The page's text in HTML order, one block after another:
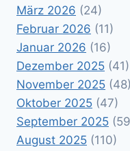
März 2026 (24)
Februar 2026 (11)
Januar 2026 (16)
Dezember 2025 (41)
November 2025 (48)
Oktober 2025 (47)
September 2025
August 2025 (110)